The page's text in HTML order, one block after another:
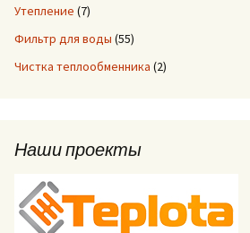
Утепление (7)
Фильтр для воды (55)
Чистка теплообменника (2)
Наши проекты